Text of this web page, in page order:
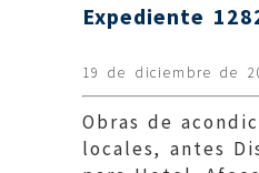
Expediente
19 de diciembre de
Obras de
locales, antes